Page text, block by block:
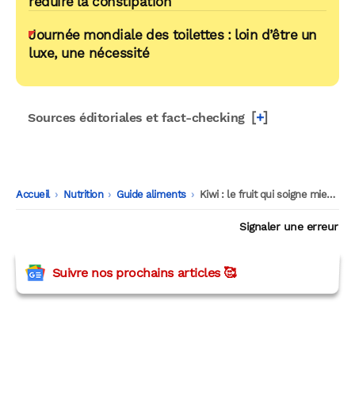
Journée mondiale des toilettes : loin d’être un
luxe, une nécessité
Sources éditoriales et fact-checking [+]
Accueil -
Nutrition -
Guide aliments -
Kiwi : le fruit qui soigne mieux que les fibres pour la constipation
Signaler une erreur
Suivre nos prochains articles 🥰